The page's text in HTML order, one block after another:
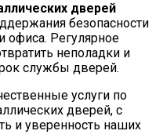
дверей
безопасности
офиса. Регулярное
неполадки и
службы дверей.
услуги по
дверей, с
и уверенность наших